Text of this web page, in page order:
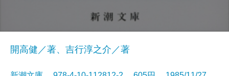
開高健／著、吉行淳之介／著